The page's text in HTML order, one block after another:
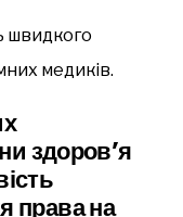
швидкого
медиків.
здоров’я
права на